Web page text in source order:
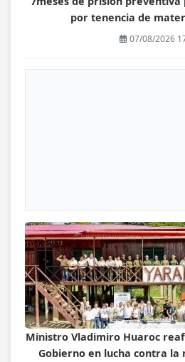
por tenencia de
07/08/2026
Ministro Vladimiro Huaroc
Gobierno en lucha contra la